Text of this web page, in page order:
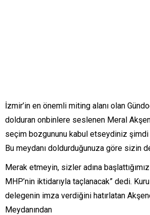
İzmir’in en önemli miting alanı olan
dolduran onbinlere seslenen Meral
seçim bozgununu kabul etseydiniz şimdi
Bu meydanı doldurduğunuza göre sizin
Merak etmeyin, sizler adına
MHP’nin iktidarıyla taçlanacak” dedi.
delegenin imza verdiğini hatırlatan
Meydanından